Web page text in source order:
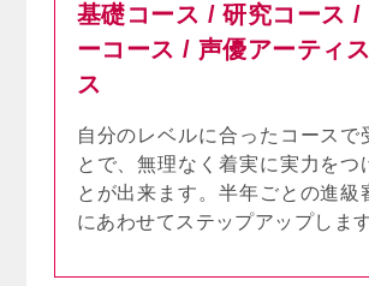
基礎コース / 研究コース /
ーコース / 声優アーティ
ス
自分のレベルに合ったコースで
とで、無理なく着実に実力をつ
とが出来ます。半年ごとの進級
にあわせてステップアップします